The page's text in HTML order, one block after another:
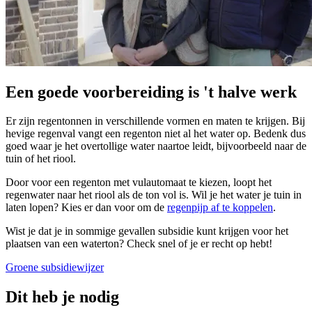
Een goede voorbereiding is 't halve werk
Er zijn regentonnen in verschillende vormen en maten te krijgen. Bij
hevige regenval vangt een regenton niet al het water op. Bedenk dus
goed waar je het overtollige water naartoe leidt, bijvoorbeeld naar de
tuin of het riool.
Door voor een regenton met vulautomaat te kiezen, loopt het
regenwater naar het riool als de ton vol is. Wil je het water je tuin in
laten lopen? Kies er dan voor om de regenpijp af te koppelen.
Wist je dat je in sommige gevallen subsidie kunt krijgen voor het
plaatsen van een waterton? Check snel of je er recht op hebt!
Groene subsidiewijzer
Dit heb je nodig